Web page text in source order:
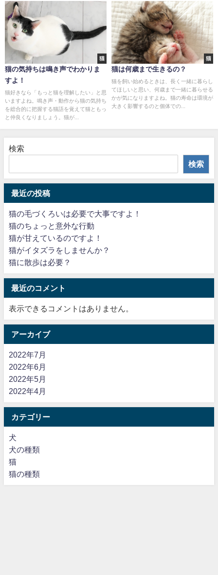
猫
猫の気持ちは鳴き声でわかりま
すよ！
猫好きなら「もっと猫を理解したい」と思
いますよね。鳴き声・動作から猫の気持ち
を総合的に把握する猫語を覚えて猫ともっ
と仲良くなりましょう。猫が...
猫
猫は何歳まで生きるの？
猫を飼い始めるときは、長く一緒に暮らし
てほしいと思い、何歳まで一緒に暮らせる
かが気になりますよね。猫の寿命は環境が
大きく影響するのと個体での...
検索
検索
最近の投稿
猫の毛づくろいは必要で大事ですよ！
猫のちょっと意外な行動
猫が甘えているのですよ！
猫がイタズラをしませんか？
猫に散歩は必要？
最近のコメント
表示できるコメントはありません。
アーカイブ
2022年7月
2022年6月
2022年5月
2022年4月
カテゴリー
犬
犬の種類
猫
猫の種類